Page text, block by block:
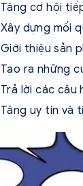
Tăng cơ hội
Xây dựng mối
Giới thiệu sản
Tạo ra những
Trả lời các câu
Tăng uy tín và